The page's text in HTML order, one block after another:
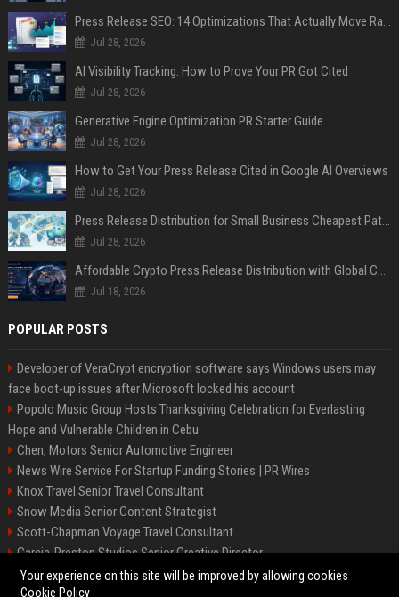
Press Release SEO: 14 Optimizations That Actually Move Rankings
Jul 28, 2026
AI Visibility Tracking: How to Prove Your PR Got Cited
Jul 28, 2026
Generative Engine Optimization PR Starter Guide
Jul 28, 2026
How to Get Your Press Release Cited in Google AI Overviews
Jul 28, 2026
Press Release Distribution for Small Business Cheapest Path to Real Coverage
Jul 28, 2026
Affordable Crypto Press Release Distribution with Global Coverage
Jul 18, 2026
POPULAR POSTS
Developer of VeraCrypt encryption software says Windows users may
face boot-up issues after Microsoft locked his account
Popolo Music Group Hosts Thanksgiving Celebration for Everlasting
Hope and Vulnerable Children in Cebu
Chen, Motors Senior Automotive Engineer
News Wire Service For Startup Funding Stories | PR Wires
Knox Travel Senior Travel Consultant
Snow Media Senior Content Strategist
Scott-Chapman Voyage Travel Consultant
Garcia-Preston Studios Senior Creative Director
Chapman-Clements Vehicle Senior Automotive Engineer
Your experience on this site will be improved by allowing cookies
Cookie Policy